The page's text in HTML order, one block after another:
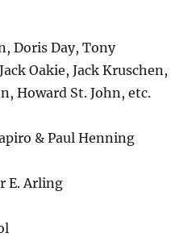
Doris Day, Tony
Oakie, Jack Kruschen,
Howard St. John, etc.
& Paul Henning
E. Arling